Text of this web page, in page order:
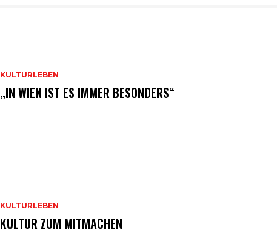
KULTURLEBEN
„IN WIEN IST ES IMMER BESONDERS“
KULTURLEBEN
KULTUR ZUM MITMACHEN